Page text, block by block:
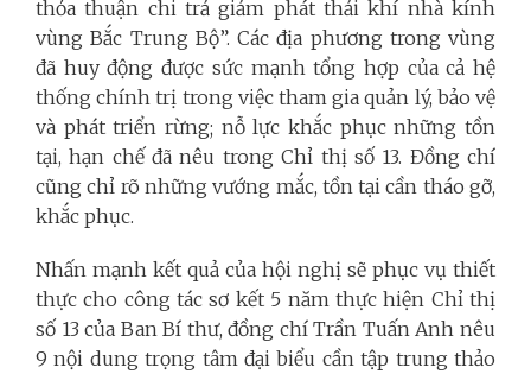
thỏa thuận chi trả giảm phát thải khí nhà kính
vùng Bắc Trung Bộ”. Các địa phương trong vùng
đã huy động được sức mạnh tổng hợp của cả hệ
thống chính trị trong việc tham gia quản lý, bảo vệ
và phát triển rừng; nỗ lực khắc phục những tồn
tại, hạn chế đã nêu trong Chỉ thị số 13. Đồng chí
cũng chỉ rõ những vướng mắc, tồn tại cần tháo gỡ,
khắc phục.
Nhấn mạnh kết quả của hội nghị sẽ phục vụ thiết
thực cho công tác sơ kết 5 năm thực hiện Chỉ thị
số 13 của Ban Bí thư, đồng chí Trần Tuấn Anh nêu
9 nội dung trọng tâm đại biểu cần tập trung thảo